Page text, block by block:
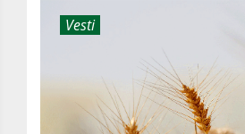
Vesti